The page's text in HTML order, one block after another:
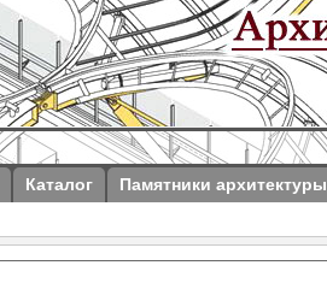
Каталог Памятники архитектуры